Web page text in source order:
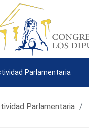
Parlamentaria
Parlamentaria